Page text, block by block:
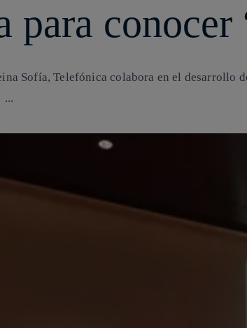
para
Sofía, Telefónica colabora en el
...